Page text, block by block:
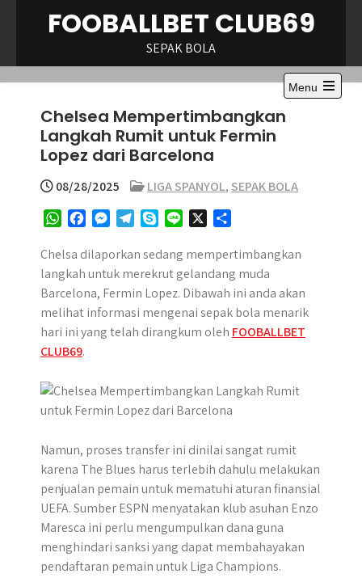
FOOBALLBET CLUB69
SEPAK BOLA
Menu
Chelsea Mempertimbangkan
Langkah Rumit untuk Fermin
Lopez dari Barcelona
08/28/2025 LIGA SPANYOL, SEPAK BOLA
W
a
t
s
A
p
c
e
b
o
s
s
e
n
g
l
e
g
r
y
p
e
n
e
a
r
e
Chelsa dilaporkan sedang mempertimbangkan
langkah untuk merekrut gelandang muda
Barcelona, Fermin Lopez. Dibawah ini anda akan
melihat informasi mengenai sepak bola menarik
hari ini yang telah dirangkum oleh FOOBALLBET
CLUB69.
Namun, proses transfer ini dinilai sangat rumit
karena The Blues harus terlebih dahulu melakukan
penjualan pemain untuk mematuhi aturan finansial
UEFA. Sumber ESPN menyatakan klub asuhan Enzo
Maresca ini perlu mengumpulkan dana guna
menghindari sanksi yang dapat membahayakan
pendaftaran pemain untuk Liga Champions.